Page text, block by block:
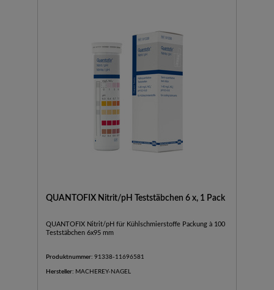
QUANTOFIX Nitrit/pH Teststäbchen 6 x, 1 Pack
QUANTOFIX Nitrit/pH für Kühlschmierstoffe Packung à 100
Teststäbchen 6x95 mm
Produktnummer: 91338-11696581
Hersteller: MACHEREY-NAGEL